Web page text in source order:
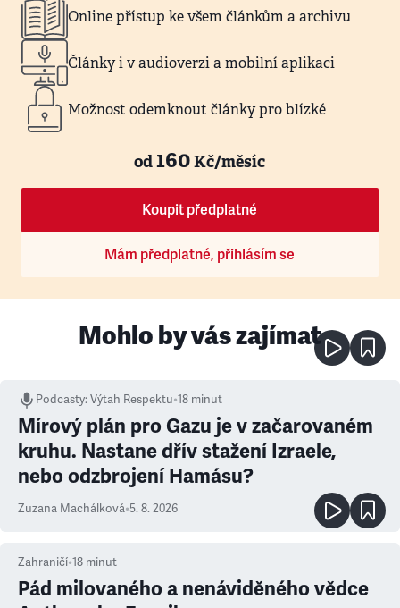
Online přístup ke všem článkům a archivu
Články i v audioverzi a mobilní aplikaci
Možnost odemknout články pro blízké
od160Kč/měsíc
Koupit předplatné
Mám předplatné, přihlásím se
Mohlo by vás zajímat
Podcasty:Výtah Respektu•18 minut
Mírový plán pro Gazu je v začarovaném
kruhu. Nastane dřív stažení Izraele,
nebo odzbrojení Hamásu?
Zuzana Machálková•5. 8. 2026
Zahraničí•18 minut
Pád milovaného a nenáviděného vědce